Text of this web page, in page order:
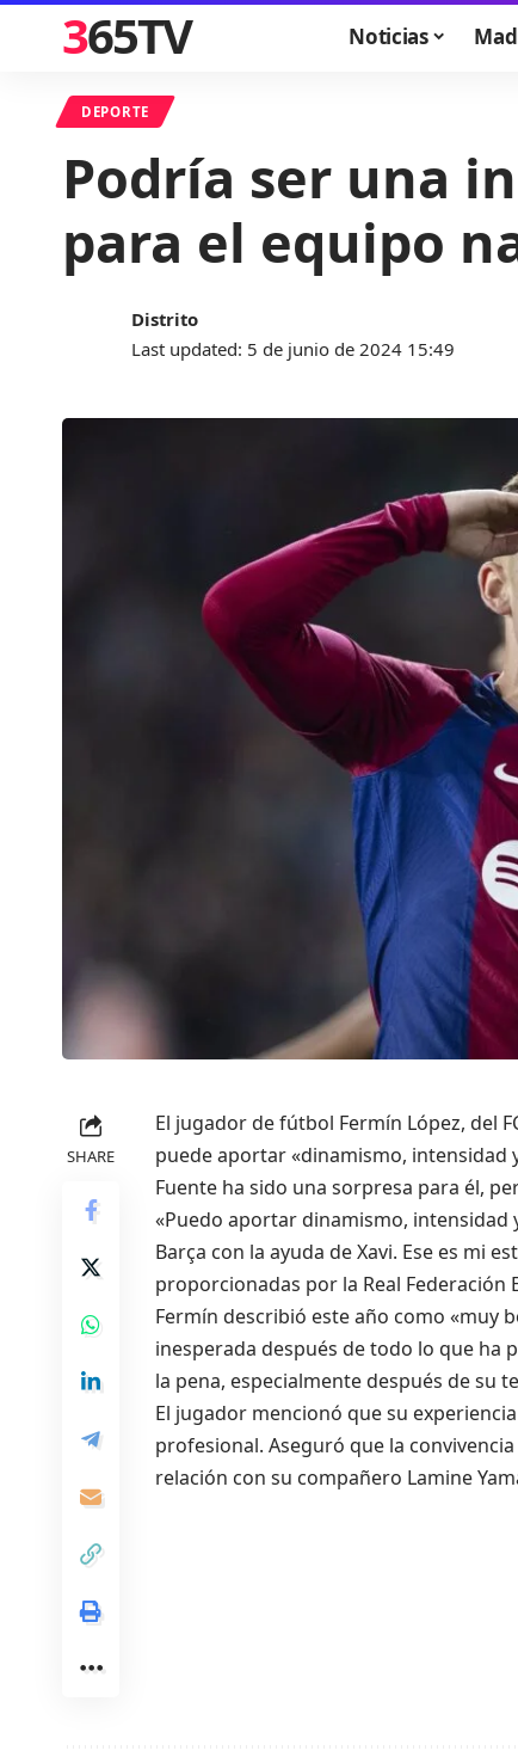
365TV Noticias
DEPORTE
Podría ser una
para el equipo
Last updated: 5 de junio de 2024 15:49
Distrito
SHARE
El jugador de fútbol Fermín López, del
puede aportar «dinamismo, intensidad
Fuente ha sido una sorpresa para él,
«Puedo aportar dinamismo, intensidad
Barça con la ayuda de Xavi. Ese es mi
proporcionadas por la Real Federación
Fermín describió este año como «muy
inesperada después de todo lo que ha
la pena, especialmente después de su
El jugador mencionó que su
profesional. Aseguró que la
relación con su compañero Lamine